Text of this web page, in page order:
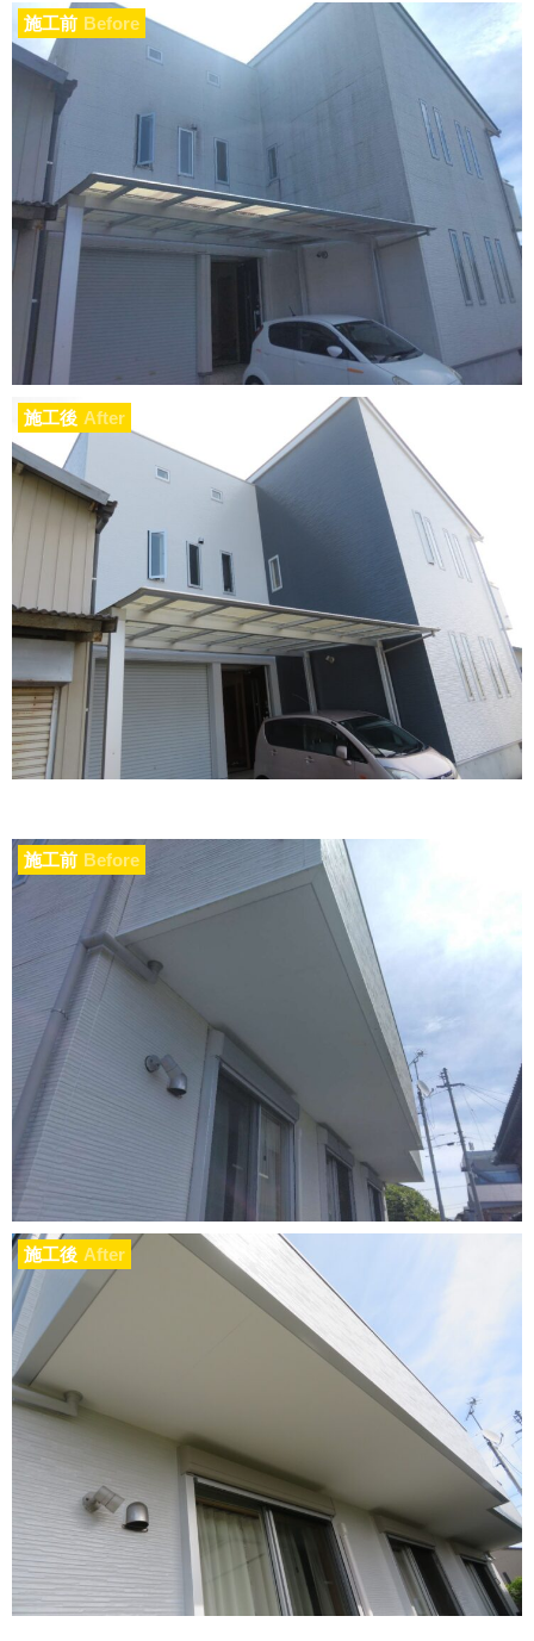
施工前 Before
施工後 After
施工前 Before
施工後 After